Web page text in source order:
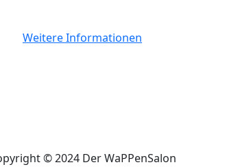
© 2024 Der WaPPenSalon
Weitere Informationen